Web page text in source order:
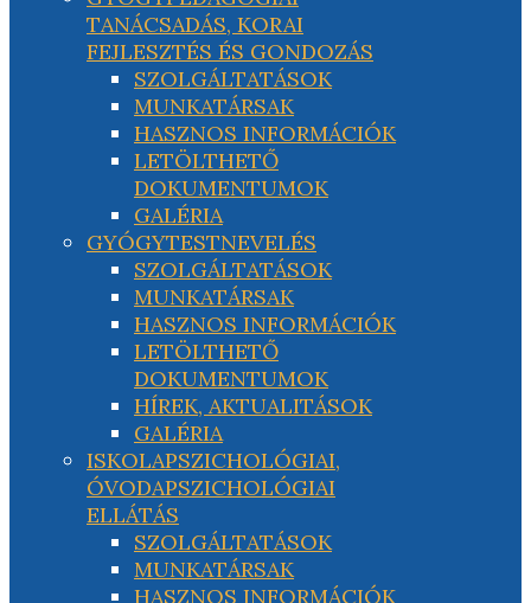
TANÁCSADÁS, KORAI
FEJLESZTÉS ÉS GONDOZÁS
SZOLGÁLTATÁSOK
MUNKATÁRSAK
HASZNOS INFORMÁCIÓK
LETÖLTHETŐ
DOKUMENTUMOK
GALÉRIA
GYÓGYTESTNEVELÉS
SZOLGÁLTATÁSOK
MUNKATÁRSAK
HASZNOS INFORMÁCIÓK
LETÖLTHETŐ
DOKUMENTUMOK
HÍREK, AKTUALITÁSOK
GALÉRIA
ISKOLAPSZICHOLÓGIAI,
ÓVODAPSZICHOLÓGIAI
ELLÁTÁS
SZOLGÁLTATÁSOK
MUNKATÁRSAK
HASZNOS INFORMÁCIÓK